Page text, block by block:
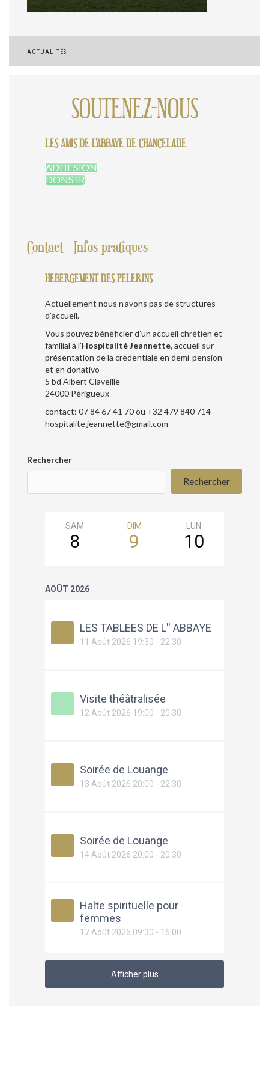
Navigation
l’article
ACTUALITÉS
SOUTENEZ-NOUS
LES AMIS DE L'ABBAYE DE CHANCELADE
ADHESION
DONS IR
Contact - Infos pratiques
HEBERGEMENT DES PELERINS
Actuellement nous n’avons pas de structures
d’accueil.
Vous pouvez bénéficier d’un accueil chrétien et
familial à l’Hospitalité Jeannette,accueil sur
présentation de la crédentiale en demi-pension
et en donativo
5 bd Albert Claveille
24000 Périgueux
contact: 07 84 67 41 70 ou +32 479 840 714
hospitalite.jeannette@gmail.com
Rechercher
Rechercher
SAM
8
DIM
9
LUN
10
AOÛT 2026
LES TABLEES DE L'' ABBAYE
11 Août 2026 19:30 - 22:30
Visite théâtralisée
12 Août 2026 19:00 - 20:30
Soirée de Louange
13 Août 2026 20:00 - 22:30
Soirée de Louange
14 Août 2026 20:00 - 20:30
Halte spirituelle pour
femmes
17 Août 2026 09:30 - 16:00
Afficher plus